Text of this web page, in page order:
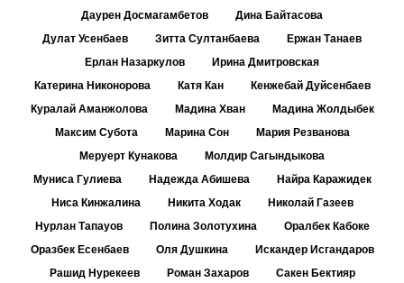
Даурен Досмагамбетов
Дина Байтасова
Дулат Усенбаев
Зитта Султанбаева
Ержан Танаев
Ерлан Назаркулов
Ирина Дмитровская
Катерина Никонорова
Катя Кан
Кенжебай Дуйсенбаев
Куралай Аманжолова
Мадина Хван
Мадина Жолдыбек
Максим Субота
Марина Сон
Мария Резванова
Меруерт Кунакова
Молдир Сагындыкова
Муниса Гулиева
Надежда Абишева
Найра Каражидек
Ниса Кинжалина
Никита Ходак
Николай Газеев
Нурлан Тапауов
Полина Золотухина
Оралбек Кабоке
Оразбек Есенбаев
Оля Душкина
Искандер Исгандаров
Рашид Нурекеев
Роман Захаров
Сакен Бектияр